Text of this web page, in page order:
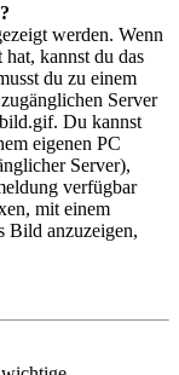
werden. Wenn
kannst du das
du zu einem
Server
Du kannst
eigenen PC
Server),
verfügbar
mit einem
Bild anzuzeigen,